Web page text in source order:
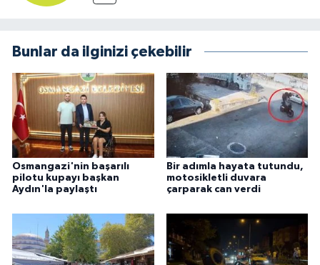
Bunlar da ilginizi çekebilir
Osmangazi'nin başarılı
pilotu kupayı başkan
Aydın'la paylaştı
Bir adımla hayata tutundu,
motosikletli duvara
çarparak can verdi